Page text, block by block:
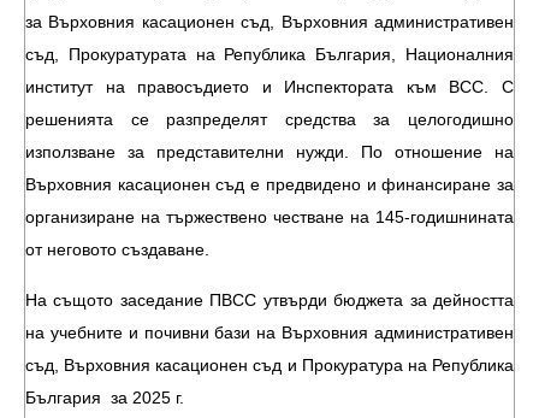
за Върховния касационен съд, Върховния административен
съд, Прокуратурата на Република България, Националния
институт на правосъдието и Инспектората към ВСС. С
решенията се разпределят средства за целогодишно
използване за представителни нужди. По отношение на
Върховния касационен съд е предвидено и финансиране за
организиране на тържествено честване на 145-годишнината
от неговото създаване.
На същото заседание ПВСС утвърди бюджета за дейността
на учебните и почивни бази на Върховния административен
съд, Върховния касационен съд и Прокуратура на Република
България за 2025 г.